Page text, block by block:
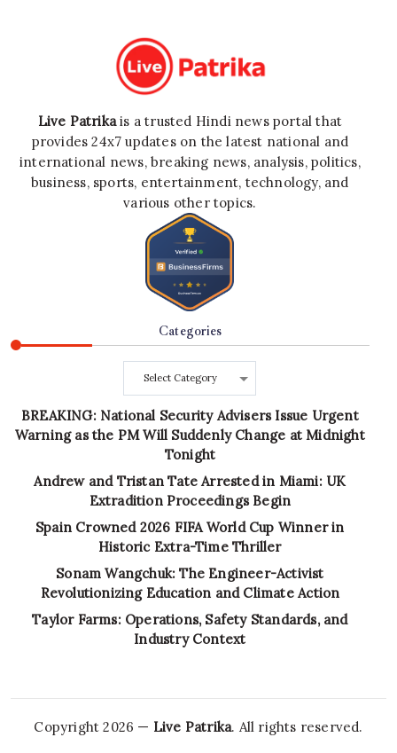
Live Patrikais a trusted Hindi news portal that
provides 24x7 updates on the latest national and
international news, breaking news, analysis, politics,
business, sports, entertainment, technology, and
various other topics.
Categories
Categories
BREAKING: National Security Advisers Issue Urgent
Warning as the PM Will Suddenly Change at Midnight
Tonight
Andrew and Tristan Tate Arrested in Miami: UK
Extradition Proceedings Begin
Spain Crowned 2026 FIFA World Cup Winner in
Historic Extra-Time Thriller
Sonam Wangchuk: The Engineer-Activist
Revolutionizing Education and Climate Action
Taylor Farms: Operations, Safety Standards, and
Industry Context
Copyright 2026 — Live Patrika. All rights reserved.